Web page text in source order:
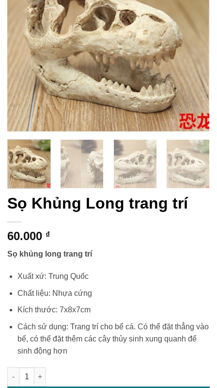
Sọ Khủng Long trang trí
60.000 ₫
Sọ khủng long trang trí
Xuất xứ: Trung Quốc
Chất liệu: Nhựa cứng
Kích thước: 7x8x7cm
Cách sử dụng: Trang trí cho bể cá. Có thể đặt thẳng vào
bể, có thể đặt thêm các cây thủy sinh xung quanh để
sinh động hơn
Sọ Khủng Long trang trí số lượng